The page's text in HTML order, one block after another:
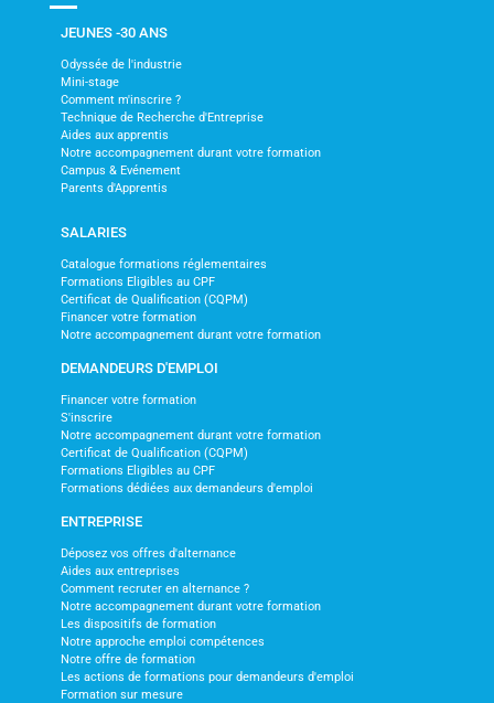
JEUNES -30 ANS
Odyssée de l'industrie
Mini-stage
Comment m'inscrire ?
Technique de Recherche d'Entreprise
Aides aux apprentis
Notre accompagnement durant votre formation
Campus & Evénement
Parents d'Apprentis
SALARIES
Catalogue formations réglementaires
Formations Eligibles au CPF
Certificat de Qualification (CQPM)
Financer votre formation
Notre accompagnement durant votre formation
DEMANDEURS D'EMPLOI
Financer votre formation
S'inscrire
Notre accompagnement durant votre formation
Certificat de Qualification (CQPM)
Formations Eligibles au CPF
Formations dédiées aux demandeurs d'emploi
ENTREPRISE
Déposez vos offres d'alternance
Aides aux entreprises
Comment recruter en alternance ?
Notre accompagnement durant votre formation
Les dispositifs de formation
Notre approche emploi compétences
Notre offre de formation
Les actions de formations pour demandeurs d'emploi
Formation sur mesure